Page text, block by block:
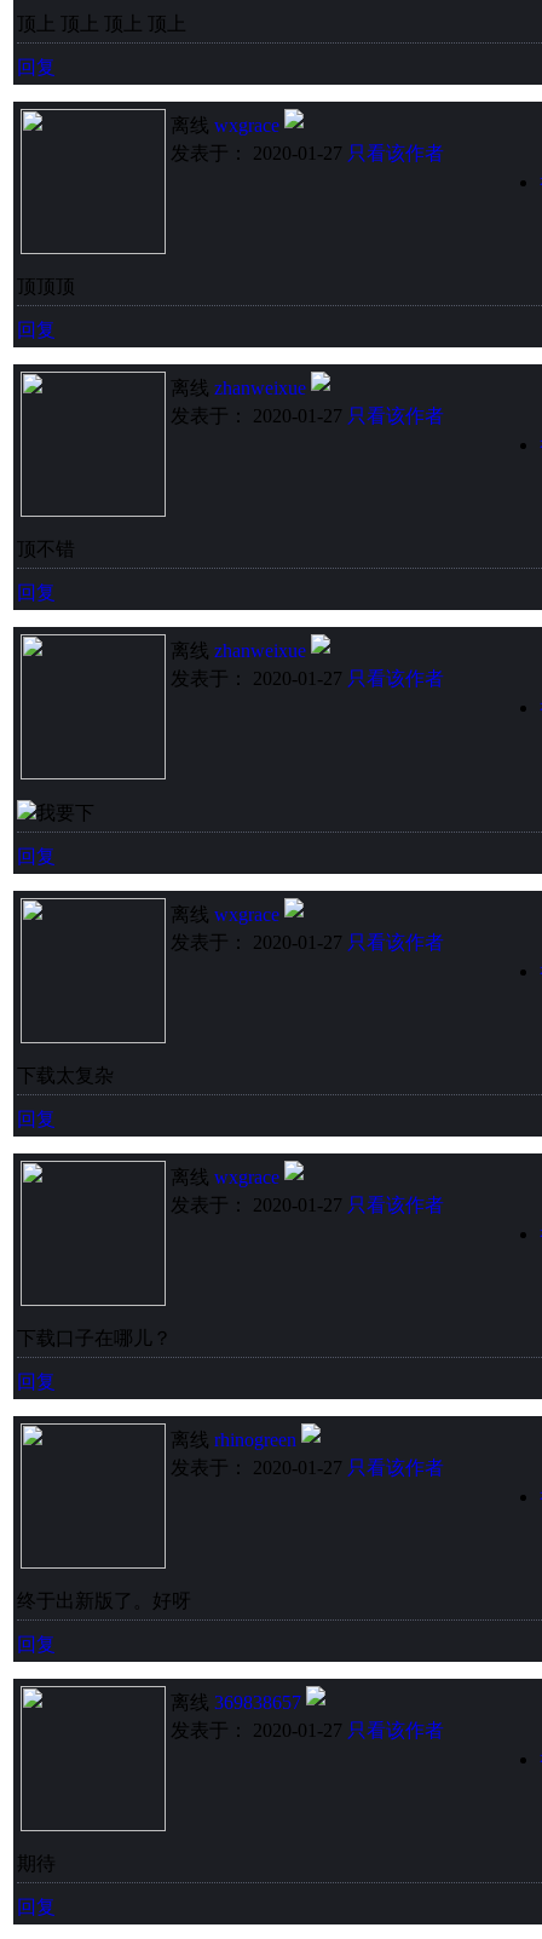
顶上 顶上 顶上 顶上
回复
离线 wxgrace
发表于： 2020-01-27 只看该作者
顶顶顶
回复
离线 zhanweixue
发表于： 2020-01-27 只看该作者
顶不错
回复
离线 zhanweixue
发表于： 2020-01-27 只看该作者
我要下
回复
离线 wxgrace
发表于： 2020-01-27 只看该作者
下载太复杂
回复
离线 wxgrace
发表于： 2020-01-27 只看该作者
下载口子在哪儿？
回复
离线 rhinogreen
发表于： 2020-01-27 只看该作者
终于出新版了。好呀
回复
离线 369838657
发表于： 2020-01-27 只看该作者
期待
回复